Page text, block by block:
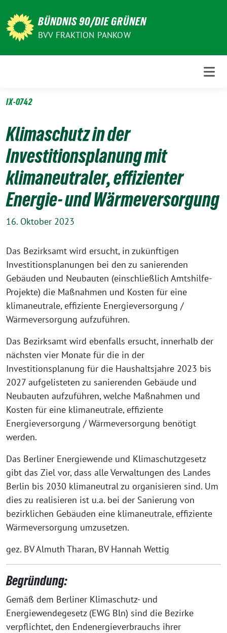
zum
Inhalt
BÜNDNIS 90/DIE GRÜNEN
BVV FRAKTION PANKOW
IX-0742
Klimaschutz in der
Investitionsplanung mit
klimaneutraler, effizienter
Energie- und Wärmeversorgung
16. Oktober 2023
Das Bezirksamt wird ersucht, in zukünftigen
Investitionsplanungen bei den zu sanierenden
Gebäuden und Neubauten (einschließlich Amtshilfe-
Projekte) die Maßnahmen und Kosten für eine
klimaneutrale, effiziente Energieversorgung /
Wärmeversorgung aufzuführen.
Das Bezirksamt wird ebenfalls ersucht, innerhalb der
nächsten vier Monate für die in der
Investitionsplanung für die Haushaltsjahre 2023 bis
2027 aufgelisteten zu sanierenden Gebäude und
Neubauten aufzuführen, welche Maßnahmen und
Kosten für eine klimaneutrale, effiziente
Energieversorgung / Wärmeversorgung benötigt
werden.
Das Berliner Energiewende und Klimaschutzgesetz
gibt das Ziel vor, dass alle Verwaltungen des Landes
Berlin bis 2030 klimaneutral zu organisieren sind. Um
dies zu realisieren ist u.a. bei der Sanierung von
bezirklichen Gebäuden eine klimaneutrale, effiziente
Wärmeversorgung umzusetzen.
gez. BV Almuth Tharan, BV Hannah Wettig
Begründung:
Gemäß dem Berliner Klimaschutz- und
Energiewendegesetz (EWG Bln) sind die Bezirke
verpflichtet, den Endenergieverbrauchs ihrer